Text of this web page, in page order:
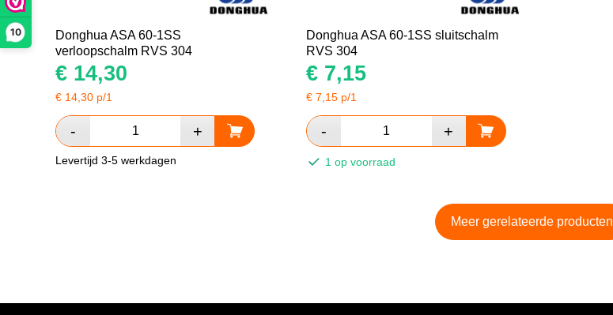
10
Donghua ASA 60-1SS
verloopschalm RVS 304
€ 14,30
€ 14,30 p/1
Levertijd 3-5 werkdagen
Donghua ASA 60-1SS sluitschalm
RVS 304
€ 7,15
€7,15 p/1
1 op voorraad
Meer gerelateerde producten